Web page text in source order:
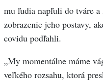
mu ľudia napľuli do tváre
zobrazenie jeho postavy,
covidu podľahli.
„My momentálne máme
veľkého rozsahu, ktorá